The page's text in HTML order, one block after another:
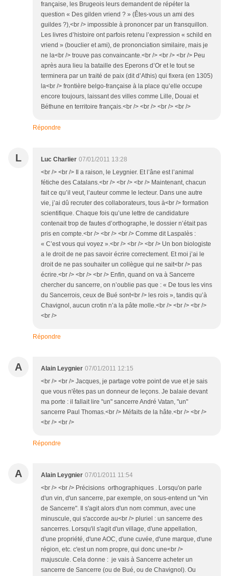
française, les Brugeois leurs demandent de répéter la
question « Des gilden vriend ? » (Êtes-vous un ami des
guildes ?),<br /> impossible à prononcer par un fransquillon.
Les livres d’histoire ont parfois retenu l’expression « schild en
vriend » (bouclier et ami), de prononciation similaire, mais je
ne la<br /> trouve pas convaincante.<br /> <br /> <br /> Peu
après aura lieu la bataille des Eperons d’Or et le tout se
terminera par un traité de paix (dit d’Athis) qui fixera (en 1305)
la<br /> frontière belgo-française à la place qu’elle occupe
encore toujours, laissant des villes comme Lille, Douai et
Béthune en territoire français.<br /> <br /> <br /> <br />
Répondre
L Luc Charlier 07/01/2011 13:28
<br /> <br /> Il a raison, le Leygnier. Et l’âne est l’animal
fétiche des Catalans.<br /> <br /> <br /> Maintenant, chacun
fait ce qu’il veut, l’auteur comme le lecteur. Dans une autre
vie, j’ai dû recruter des collaborateurs, tous à<br /> formation
scientifique. Chaque fois qu’une lettre de candidature
contenait trop de fautes d’orthographe, le dossier n’était pas
pris en compte.<br /> <br /> <br /> Comme dit Laspalès :
« C’est vous qui voyez ».<br /> <br /> <br /> Un bon biologiste
a le droit de ne pas savoir écrire correctement. Et moi j’ai le
droit de ne pas souhaiter un collègue qui ne sait<br /> pas
écrire.<br /> <br /> <br /> Enfin, quand on va à Sancerre
chercher du sancerre, on n’oublie pas que : « De tous les vins
du Sancerrois, ceux de Bué sont<br /> les rois », tandis qu’à
Chavignol, aucun crotin n’a la pâte molle.<br /> <br /> <br />
<br />
Répondre
A Alain Leygnier 07/01/2011 12:15
<br /> <br /> Jacques, je partage votre point de vue et je sais
que vous n'êtes pas un donneur de leçons. Je balaie devant
ma porte : il fallait lire "un" sancerre André Vatan, "un"
sancerre Paul Thomas.<br /> Méfaits de la hâte.<br /> <br />
<br /> <br />
Répondre
A Alain Leygnier 07/01/2011 11:54
<br /> <br /> Précisions orthographiques . Lorsqu'on parle
d'un vin, d'un sancerre, par exemple, on sous-entend un "vin
de Sancerre". Il s'agit alors d'un nom commun, avec une
minuscule, qui s'accorde au<br /> pluriel : un sancerre des
sancerres. Lorsqu'il s'agit d'un village, d'une appellation,
d'une propriété, d'une AOC, d'une cuvée, d'une marque, d'une
région, etc. c'est un nom propre, qui donc une<br />
majuscule. Cela donne : je vais à Sancerre acheter un
sancerre de Sancerre (ou de Bué, ou de Chavignol). Ou